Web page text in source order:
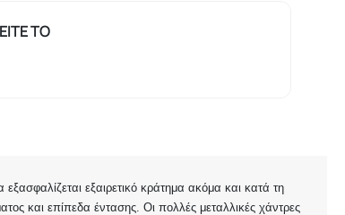
ΤΟ
εξαιρετικό κράτημα ακόμα και κατά τη
και επίπεδα έντασης. Οι πολλές μεταλλικές χάντρες